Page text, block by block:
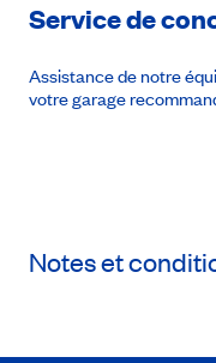
Service de
Assistance de notre
votre garage
Notes et